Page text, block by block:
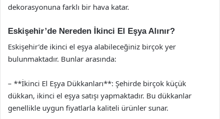
dekorasyonuna farklı bir hava katar.
Eskişehir’de Nereden İkinci El Eşya Alınır?
Eskişehir’de ikinci el eşya alabileceğiniz birçok yer
bulunmaktadır. Bunlar arasında:
– **İkinci El Eşya Dükkanları**: Şehirde birçok küçük
dükkan, ikinci el eşya satışı yapmaktadır. Bu dükkanlar
genellikle uygun fiyatlarla kaliteli ürünler sunar.